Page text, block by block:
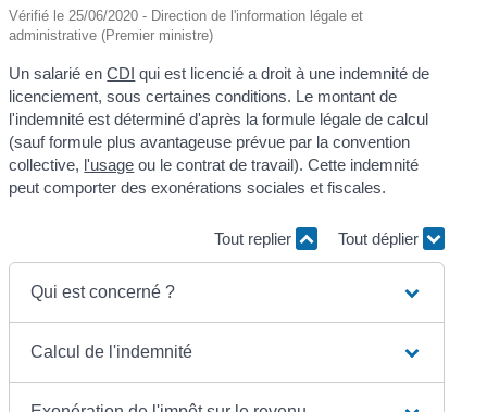
Vérifié le 25/06/2020 - Direction de l'information légale et
administrative (Premier ministre)
Un salarié enCDI qui est licencié a droit à une indemnité de
licenciement, sous certaines conditions. Le montant de
l'indemnité est déterminé d'après la formule légale de calcul
(sauf formule plus avantageuse prévue par la convention
collective, l'usage ou le contrat de travail). Cette indemnité
peut comporter des exonérations sociales et fiscales.
Tout replier Tout déplier
Qui est concerné ?
Calcul de l'indemnité